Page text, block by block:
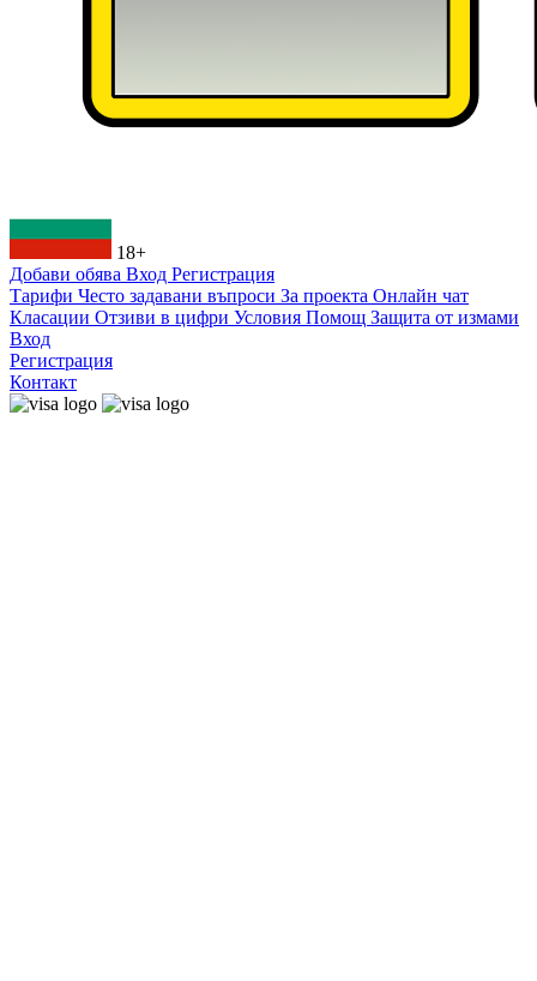
18+
Добави обява Вход Регистрация
Тарифи Често задавани въпроси За проекта Онлайн чат
Класации Отзиви в цифри Условия Помощ Защита от измами
Вход
Регистрация
Контакт